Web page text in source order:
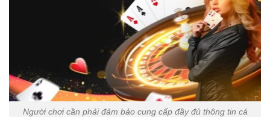
Người chơi cần phải đảm bảo cung cấp đầy đủ thông tin cá